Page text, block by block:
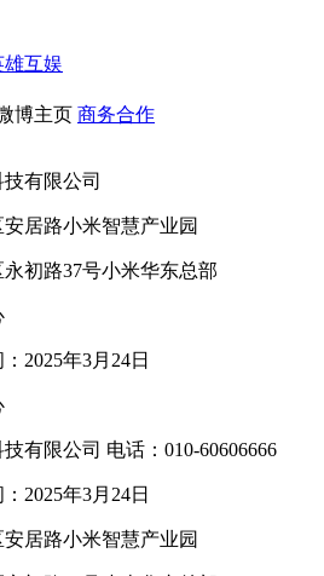
雄互娱
博主页 商务合作
有限公司
居路小米智慧产业园
初路37号小米华东总部
2025年3月24日
有限公司 电话：010-60606666
2025年3月24日
居路小米智慧产业园